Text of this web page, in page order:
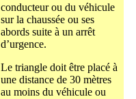
conducteur ou du véhicule
sur la chaussée ou ses
abords suite à un arrêt
d’urgence.
Le triangle doit être placé à
une distance de 30 mètres
au moins du véhicule ou